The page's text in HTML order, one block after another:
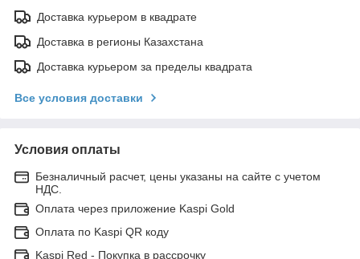
Доставка курьером в квадрате
Доставка в регионы Казахстана
Доставка курьером за пределы квадрата
Все условия доставки
Условия оплаты
Безналичный расчет, цены указаны на сайте с учетом
НДС.
Оплата через приложение Kaspi Gold
Оплата по Kaspi QR коду
Kaspi Red - Покупка в рассрочку